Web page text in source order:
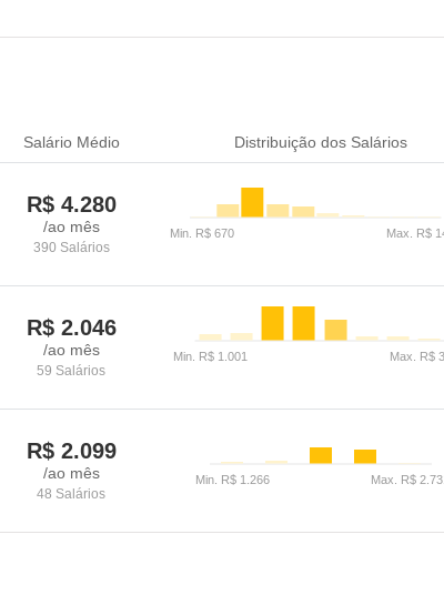
Salário Médio Distribuição dos Salários
R$ 4.280
/ao mês
390 Salários
R$ 2.046
/ao mês
59 Salários
R$ 2.099
/ao mês
48 Salários